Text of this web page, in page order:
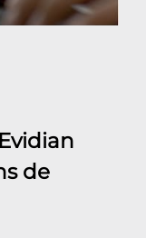
de